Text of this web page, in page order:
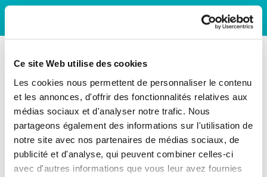
Ce site Web utilise des cookies
Les cookies nous permettent de personnaliser le contenu
et les annonces, d'offrir des fonctionnalités relatives aux
médias sociaux et d'analyser notre trafic. Nous
partageons également des informations sur l'utilisation de
notre site avec nos partenaires de médias sociaux, de
publicité et d'analyse, qui peuvent combiner celles-ci
avec d'autres informations que vous leur avez fournies